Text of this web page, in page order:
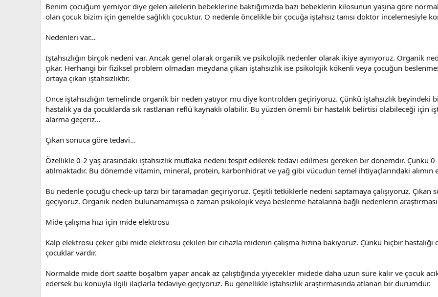
Benim çocuğum yemiyor diye gelen ailelerin bebeklerine baktığımızda bazı bebeklerin kilosunun yaşına göre
olan çocuk bizim için genelde sağlıklı çocuktur. O nedenle öncelikle bir çocuğa iştahsız tanısı doktor incelemesiyle
Nedenleri var…
İştahsızlığın birçok nedeni var. Ancak genel olarak organik ve psikolojik nedenler olarak ikiye ayırıyoruz. Organik
çıkar. Herhangi bir fiziksel problem olmadan meydana çıkan iştahsızlık ise psikolojik kökenli veya çocuğun
ortaya çıkan iştahsızlıktır.
Önce iştahsızlığın temelinde organik bir neden yatıyor mu diye kontrolden geçiriyoruz. Çünkü iştahsızlık
hastalık ya da çocuklarda sık rastlanan reflü kaynaklı olabilir. Bu yüzden önemli bir hastalık belirtisi olabileceği için
alarma geçeriz…
Çıkan sonuca göre tedavi…
Özellikle 0-2 yaş arasındaki iştahsızlık mutlaka nedeni tespit edilerek tedavi edilmesi gereken bir dönemdir. Çünkü
atılmaktadır. Bu dönemde vitamin, mineral, protein, karbonhidrat ve yağ gibi vücudun temel ihtiyaçlarındaki alımın
Bu nedenle çocuğu check-up tarzı bir taramadan geçiriyoruz. Çeşitli tetkiklerle nedeni saptamaya çalışıyoruz.
geçiyoruz. Organik neden bulunamamışsa o zaman psikolojik veya beslenme hatalarına bağlı nedenlerin
Mide çalışma hızı için mide elektrosu
Kalp elektrosu çeker gibi mide elektrosu çekilen bir cihazla midenin çalışma hızına bakıyoruz. Çünkü hiçbir hastalığı
çocuklar vardır.
Normalde mide dört saatte boşaltım yapar ancak az çalıştığında yiyecekler midede daha uzun süre kalır ve çocuk
edersek bu konuyla ilgili ilaçlarla tedaviye geçiyoruz. Bu genellikle iştahsızlık araştırmasında atlanan bir durumdur.